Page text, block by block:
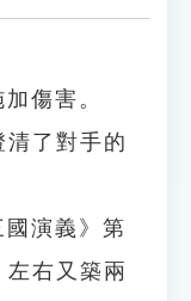
傷害。
了對手的
演義》第
右又築兩